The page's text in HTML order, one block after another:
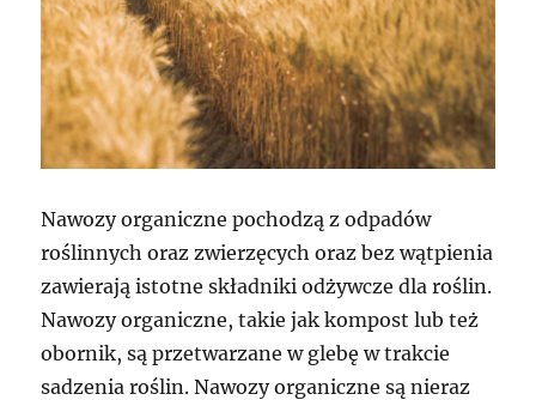
Nawozy organiczne pochodzą z odpadów
roślinnych oraz zwierzęcych oraz bez wątpienia
zawierają istotne składniki odżywcze dla roślin.
Nawozy organiczne, takie jak kompost lub też
obornik, są przetwarzane w glebę w trakcie
sadzenia roślin. Nawozy organiczne są nieraz